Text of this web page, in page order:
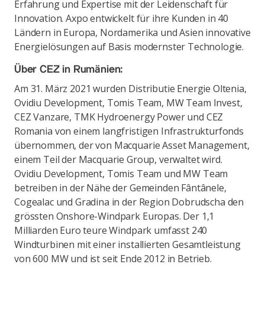
Erfahrung und Expertise mit der Leidenschaft für
Innovation. Axpo entwickelt für ihre Kunden in 40
Ländern in Europa, Nordamerika und Asien innovative
Energielösungen auf Basis modernster Technologie.
Über CEZ in Rumänien:
Am 31. März 2021 wurden Distributie Energie Oltenia,
Ovidiu Development, Tomis Team, MW Team Invest,
CEZ Vanzare, TMK Hydroenergy Power und CEZ
Romania von einem langfristigen Infrastrukturfonds
übernommen, der von Macquarie Asset Management,
einem Teil der Macquarie Group, verwaltet wird.
Ovidiu Development, Tomis Team und MW Team
betreiben in der Nähe der Gemeinden Fântânele,
Cogealac und Gradina in der Region Dobrudscha den
grössten Onshore-Windpark Europas. Der 1,1
Milliarden Euro teure Windpark umfasst 240
Windturbinen mit einer installierten Gesamtleistung
von 600 MW und ist seit Ende 2012 in Betrieb.